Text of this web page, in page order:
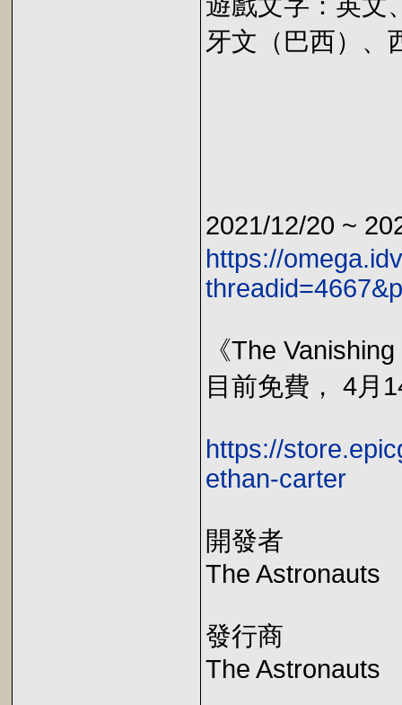
牙文（巴西）、
2021/12/20 ~
https://
《The
目前免費， 4月
https://
ethan-carter
開發者
The Astronauts
發行商
The Astronauts